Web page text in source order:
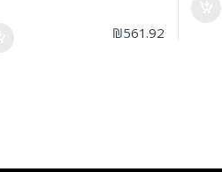
₪561.92